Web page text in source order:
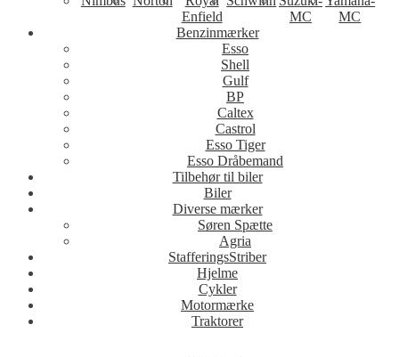
Enfield
MC
MC
Benzinmærker
Esso
Shell
Gulf
BP
Caltex
Castrol
Esso Tiger
Esso Dråbemand
Tilbehør til biler
Biler
Diverse mærker
Søren Spætte
Agria
StafferingsStriber
Hjelme
Cykler
Motormærke
Traktorer